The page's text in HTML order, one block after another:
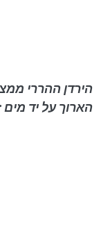
הירדן ההררי
הארוך על יד מים